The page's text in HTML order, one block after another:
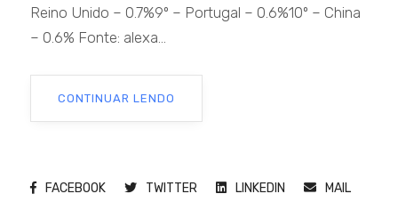
Reino Unido – 0.7%9º – Portugal – 0.6%10º – China
– 0.6% Fonte: alexa...
CONTINUAR LENDO
FACEBOOK TWITTER LINKEDIN MAIL